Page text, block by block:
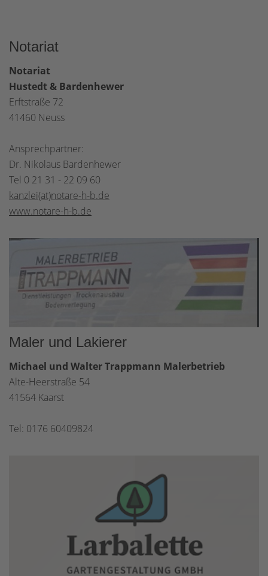
Notariat
Notariat
Hustedt & Bardenhewer
Erftstraße 72
41460 Neuss
Ansprechpartner:
Dr. Nikolaus Bardenhewer
Tel 0 21 31 - 22 09 60
kanzlei(at)notare-h-b.de
www.notare-h-b.de
Maler und Lakierer
Michael und Walter Trappmann Malerbetrieb
Alte-Heerstraße 54
41564 Kaarst
Tel: 0176 60409824